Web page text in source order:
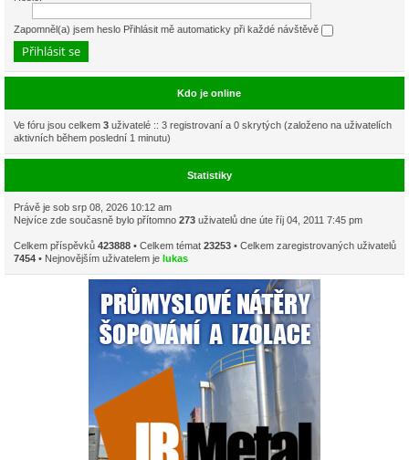
Zapomněl(a) jsem heslo Přihlásit mě automaticky při každé návštěvě
Kdo je online
Ve fóru jsou celkem 3 uživatelé :: 3 registrovaní a 0 skrytých (založeno na uživatelích
aktivních během poslední 1 minutu)
Statistiky
Právě je sob srp 08, 2026 10:12 am
Nejvíce zde současně bylo přítomno 273 uživatelů dne úte říj 04, 2011 7:45 pm
Celkem příspěvků 423888 • Celkem témat 23253 • Celkem zaregistrovaných uživatelů
7454 • Nejnovějším uživatelem je lukas